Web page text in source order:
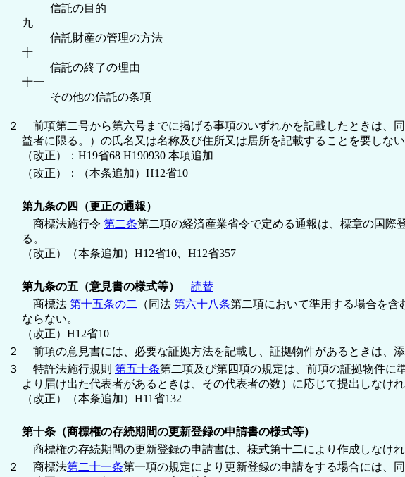
信託の目的
九
信託財産の管理の方法
十
信託の終了の理由
十一
その他の信託の条項
２
前項第二号から第六号までに掲げる事項のいずれかを記載したときは、
益者に限る。）の氏名又は名称及び住所又は居所を記載することを要しない
（改正）：H19省68 H190930 本項追加
（改正）：（本条追加）H12省10
第九条の四（更正の通報）
商標法施行令 第二条第二項の経済産業省令で定める通報は、標章の国際
る。
（改正）（本条追加）H12省10、H12省357
第九条の五（意見書の様式等）
読替
商標法 第十五条の二 （同法 第六十八条第二項において準用する場合を含
ならない。
（改正）H12省10
２
前項の意見書には、必要な証拠方法を記載し、証拠物件があるときは、添
３
特許法施行規則 第五十条第二項及び第四項の規定は、前項の証拠物件に
より届け出た代表者があるときは、その代表者の数）に応じて提出しなけ
（改正）（本条追加）H11省132
第十条（商標権の存続期間の更新登録の申請書の様式等）
商標権の存続期間の更新登録の申請書は、様式第十二により作成しなけれ
２
商標法第二十一条第一項の規定により更新登録の申請をする場合には、